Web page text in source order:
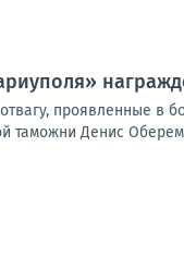
проявленные
таможни Денис